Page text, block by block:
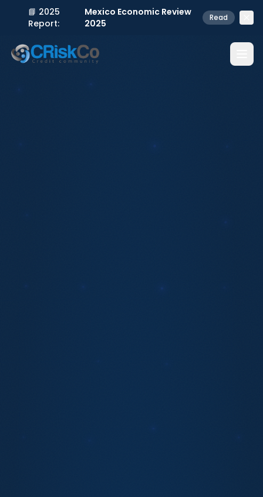
📘 2025
Report:
Mexico Economic Review
2025
Read